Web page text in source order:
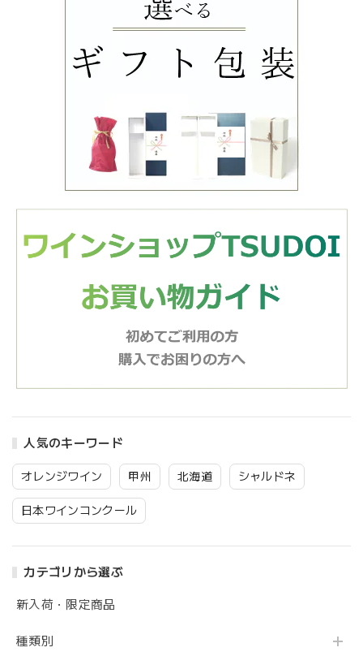
人気のキーワード
オレンジワイン 甲州 北海道 シャルドネ
日本ワインコンクール
カテゴリから選ぶ
新入荷・限定商品
種類別